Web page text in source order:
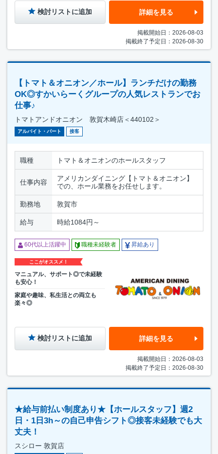
検討リストに追加 詳細を見る
掲載開始日：2026-08-03
掲載終了予定日：2026-08-30
【トマト＆オニオン／ホール】ランチだけの勤務
OK◎すかいらーくグループの人気レストランでお
仕事♪
トマトアンドオニオン 敦賀木崎店＜440102＞
アルバイト・パート 接客
職種 トマト＆オニオンのホールスタッフ
仕事内容
アメリカンダイニング【トマト＆オニオン】
での、ホール業務をお任せします。
勤務地 敦賀市
給与 時給1084円～
60代以上活躍中 職種未経験者 昇給あり
ここがオススメ！
マニュアル、サポート◎で未経験
も安心！
家庭や趣味、私生活との両立も
楽々◎
検討リストに追加 詳細を見る
掲載開始日：2026-08-03
掲載終了予定日：2026-08-30
★給与前払い制度あり★【ホールスタッフ】週2
日・1日3h～の自己申告シフト◎接客未経験でも大
丈夫！
スシロー 敦賀店